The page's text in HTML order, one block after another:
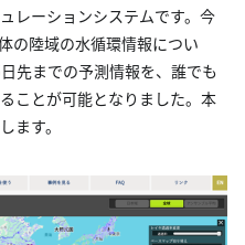
レーションシステムです。今
の陸域の水循環情報につい
先までの予測情報を、誰でも
ことが可能となりました。本
ます。